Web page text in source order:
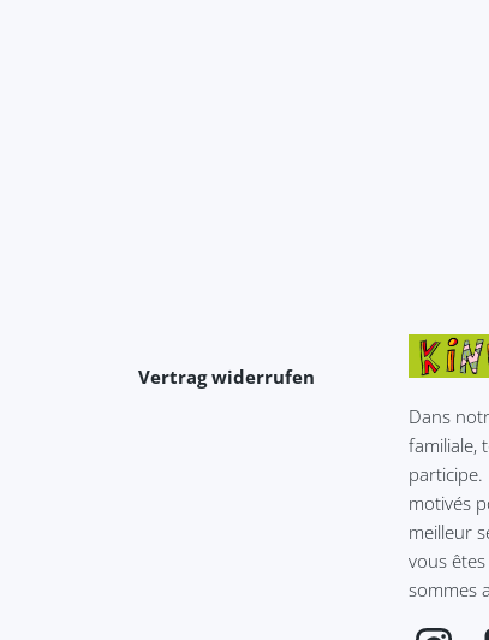
Vertrag widerrufen
Dans
familiale,
participe.
motivés
meilleur
vous
sommes